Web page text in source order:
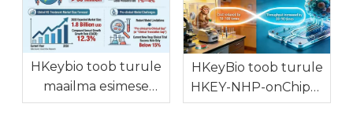
HKeybio toob turule
maailma esimese
kõrge kliinilise
HKeyBio toob turule
HKEY-NHP-onChip™
1.1: maailma esimese